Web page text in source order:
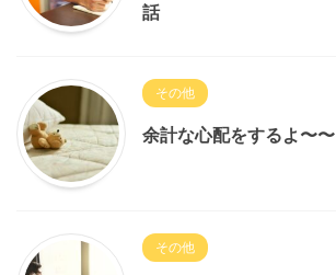
話
その他
余計な心配をするよ〜〜
その他